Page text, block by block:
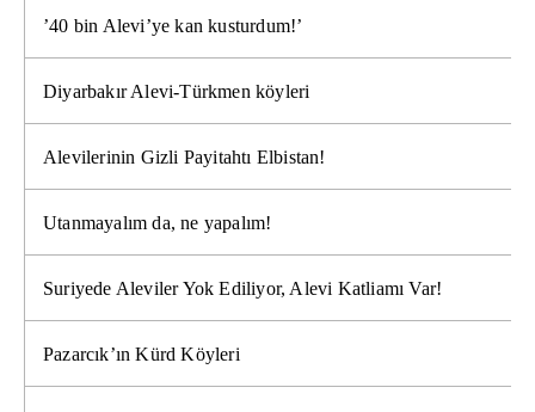
’40 bin Alevi’ye kan kusturdum!’
Diyarbakır Alevi-Türkmen köyleri
Alevilerinin Gizli Payitahtı Elbistan!
Utanmayalım da, ne yapalım!
Suriyede Aleviler Yok Ediliyor, Alevi Katliamı Var!
Pazarcık’ın Kürd Köyleri